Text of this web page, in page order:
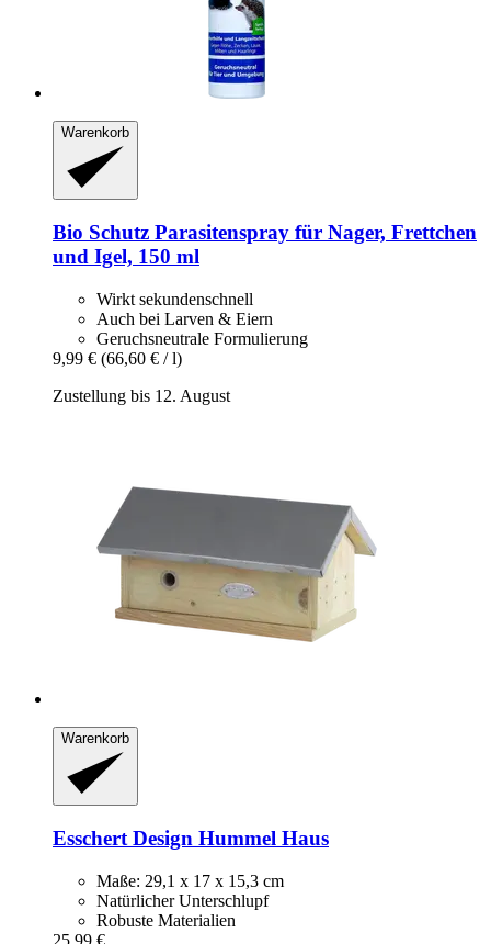
Warenkorb
Bio Schutz Parasitenspray für Nager, Frettchen
und Igel, 150 ml
Wirkt sekundenschnell
Auch bei Larven & Eiern
Geruchsneutrale Formulierung
9,99 € (66,60 € / l)
Zustellung bis 12. August
Warenkorb
Esschert Design Hummel Haus
Maße: 29,1 x 17 x 15,3 cm
Natürlicher Unterschlupf
Robuste Materialien
25,99 €